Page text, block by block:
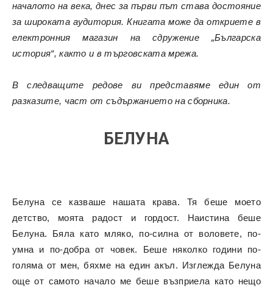
началото на века, днес за първи път става достояние
за широката аудитория. Книгата може да откриете в
електронния магазин насдружение „Българска
история“, както и в търговската мрежа.
В следващите редове ви представяме един от
разказите, част от съдържанието на сборника.
БЕЛУНА
Белуна се казваше нашата крава. Тя беше моето
детство, моята радост и гордост. Наистина беше
Белуна. Бяла като мляко, по-силна от воловете, по-
умна и по-добра от човек. Беше няколко години по-
голяма от мен, бяхме на един акъл. Изглежда Белуна
още от самото начало ме беше възприела като нещо